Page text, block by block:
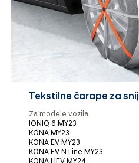
Tekstilne čarape za
Za modele vozila
IONIQ 6 MY23
KONA MY23
KONA EV MY23
KONA EV N Line MY23